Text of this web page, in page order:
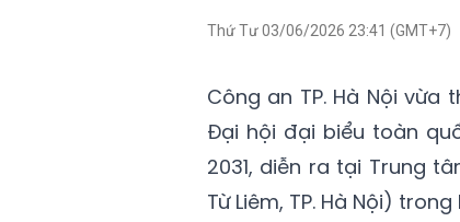
Thứ Tư 03/06/2026 23:41 (GMT+7)
Công an TP. Hà Nội
Đại hội đại biểu toàn
2031, diễn ra tại Trung
Từ Liêm, TP. Hà Nội)